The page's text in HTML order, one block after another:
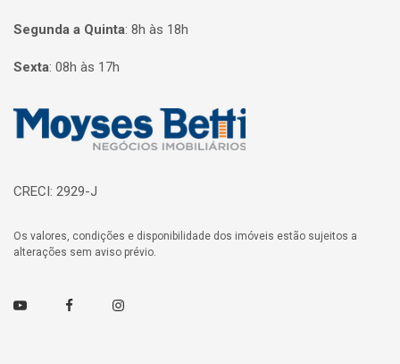
Segunda a Quinta: 8h às 18h
Sexta: 08h às 17h
Página inicial
CRECI: 2929-J
Os valores, condições e disponibilidade dos imóveis estão sujeitos a
alterações sem aviso prévio.
Youtube FacebookInstagram